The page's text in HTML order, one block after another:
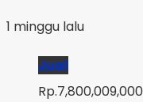
1 minggu lalu
Jual
Rp.7,800,009,000